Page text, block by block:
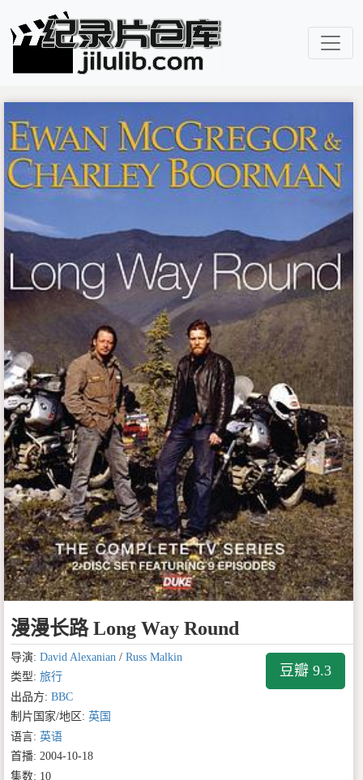
漫漫长路 Long Way Round
豆瓣 9.3
导演: David Alexanian / Russ Malkin
类型: 旅行
出品方: BBC
制片国家/地区: 英国
语言: 英语
首播: 2004-10-18
集数: 10